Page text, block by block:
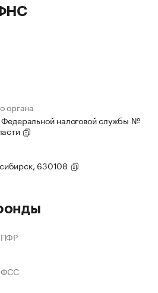
органа
налоговой службы №
630108
ПФР
ФСС